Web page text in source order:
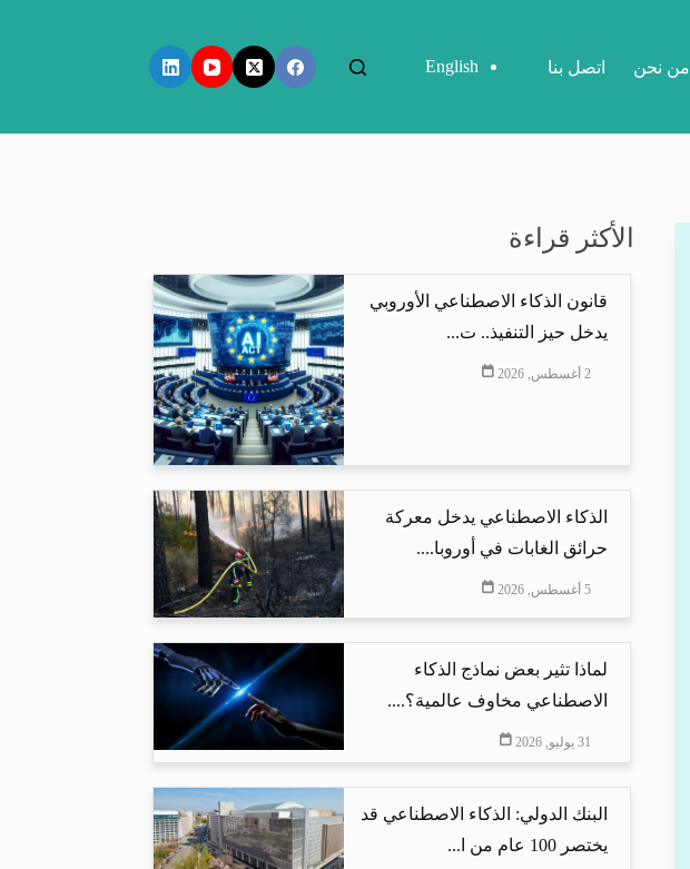
من نحن اتصل بنا English
الأكثر قراءة
قانون الذكاء الاصطناعي الأوروبي
يدخل حيز التنفيذ.. ت...
2 أغسطس, 2026
الذكاء الاصطناعي يدخل معركة
حرائق الغابات في أوروبا....
5 أغسطس, 2026
لماذا تثير بعض نماذج الذكاء
الاصطناعي مخاوف عالمية؟....
31 يوليو, 2026
البنك الدولي: الذكاء الاصطناعي قد
يختصر 100 عام من ا...